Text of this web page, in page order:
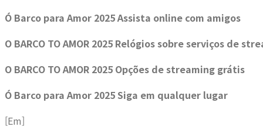
Ó Barco para Amor 2025 Assista online com amigos
O BARCO TO AMOR 2025 Relógios sobre serviços de
O BARCO TO AMOR 2025 Opções de streaming grátis
Ó Barco para Amor 2025 Siga em qualquer lugar
[Em]